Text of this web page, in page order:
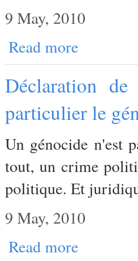
9 May, 2010
Read more
Déclaration
particulier le
Un génocide n'est
tout, un crime
politique. Et
9 May, 2010
Read more